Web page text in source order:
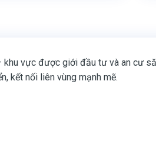
vực được giới đầu tư và an cư
kết nối liên vùng mạnh mẽ.